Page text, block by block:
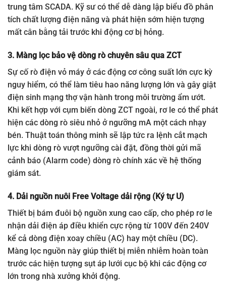
trung tâm SCADA. Kỹ sư có thể dễ dàng lập biểu đồ phân
tích chất lượng điện năng và phát hiện sớm hiện tượng
mất cân bằng tải trước khi động cơ bị hỏng.
3. Màng lọc bảo vệ dòng rò chuyên sâu qua ZCT
Sự cố rò điện vỏ máy ở các động cơ công suất lớn cực kỳ
nguy hiểm, có thể làm tiêu hao năng lượng lớn và gây giật
điện sinh mạng thợ vận hành trong môi trường ẩm ướt.
Khi kết hợp với cụm biến dòng ZCT ngoài, rơ le có thể phát
hiện các dòng rò siêu nhỏ ở ngưỡng mA một cách nhạy
bén. Thuật toán thông minh sẽ lập tức ra lệnh cắt mạch
lực khi dòng rò vượt ngưỡng cài đặt, đồng thời gửi mã
cảnh báo (Alarm code) dòng rò chính xác về hệ thống
giám sát.
4. Dải nguồn nuôi Free Voltage dải rộng (Ký tự U)
Thiết bị bám đuôi bộ nguồn xung cao cấp, cho phép rơ le
nhận dải điện áp điều khiển cực rộng từ 100V đến 240V
kể cả dòng điện xoay chiều (AC) hay một chiều (DC).
Màng lọc nguồn này giúp thiết bị miễn nhiễm hoàn toàn
trước các hiện tượng sụt áp lưới cục bộ khi các động cơ
lớn trong nhà xưởng khởi động.